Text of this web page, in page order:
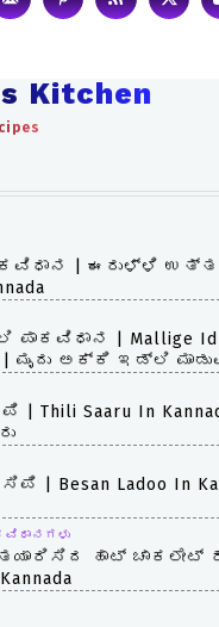
Kitchen
| ಈರುಳ್ಳಿ ಉತ್ತಪ
| Mallige Idli
ಮೃದು ಅಕ್ಕಿ ಇಡ್ಲಿ
| Thili Saaru In
| Besan Ladoo In
ಹಾಟ್ ಚಾಕಲೇಟ್